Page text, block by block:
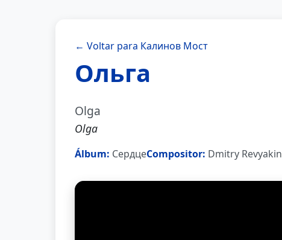
← Voltar para Калинов Мост
Ольга
Olga
Olga
Álbum: СердцеCompositor: Dmitry Revyakin